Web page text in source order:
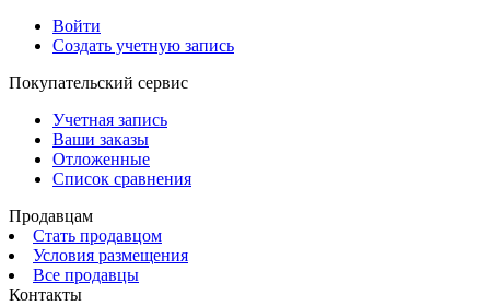
Войти
Создать учетную запись
Покупательский сервис
Учетная запись
Ваши заказы
Отложенные
Список сравнения
Продавцам
Стать продавцом
Условия размещения
Все продавцы
Контакты